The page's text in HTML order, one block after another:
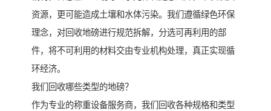
资源，更可能造成土壤和水体污染。我们遵循绿色环保
理念，对回收地磅进行规范拆解，分选可再利用的部
件，将不可利用的材料交由专业机构处理，真正实现循
环经济。
我们回收哪些类型的地磅？
作为专业的称重设备服务商，我们回收各种规格和类型